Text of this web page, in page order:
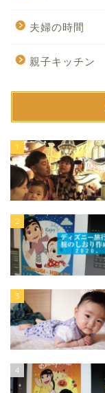
夫婦の時間
親子キッチン
1
2
3
4